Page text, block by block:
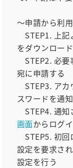
～申請から利
STEP1. 上記
をダウンロー
STEP2. 必要
宛に申請する
STEP3. アカ
スワードを通
STEP4. 通知
画面からログ
STEP5. 初回
設定を要求さ
設定を行う